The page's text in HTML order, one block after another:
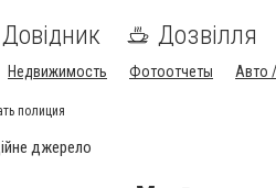
Довідник Дозвілля
Недвижимость Фотоотчеты Авто
полиция
джерело